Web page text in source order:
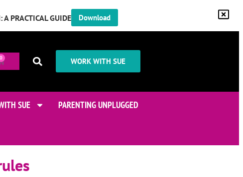
A PRACTICAL GUIDE Download
0 WORK WITH SUE
SUE PARENTING UNPLUGGED